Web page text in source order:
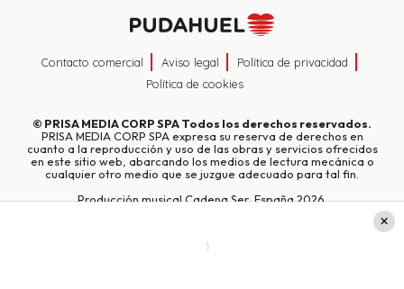
Contacto comercial Aviso legal
Política de privacidad
Política de cookies
© PRISA MEDIA CORP SPATodos los derechos reservados.
PRISA MEDIA CORP SPA expresa su reserva de derechos en
cuanto a la reproducción y uso de las obras y servicios ofrecidos
en este sitio web, abarcando los medios de lectura mecánica o
cualquier otro medio que se juzgue adecuado para tal fin.
Producción musical Cadena Ser, España 2026.